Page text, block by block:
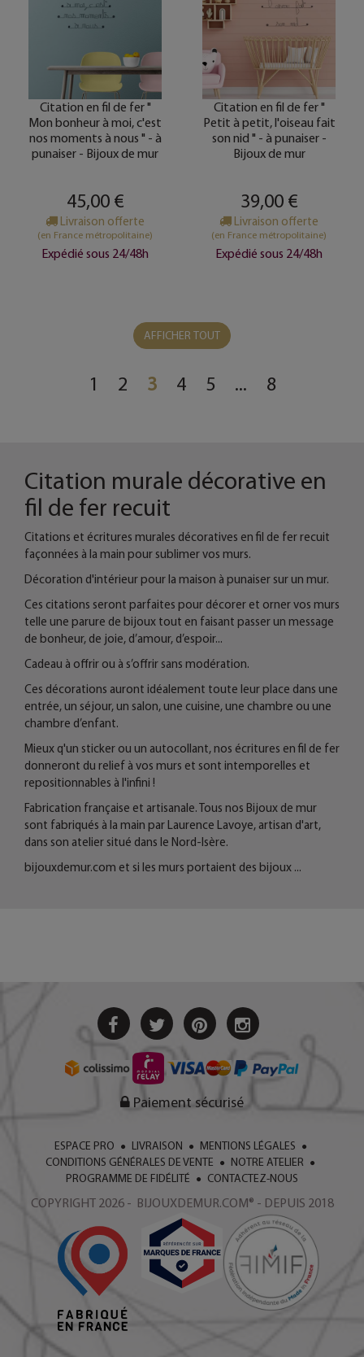
Citation en fil de fer "
Mon bonheur à moi, c'est
nos moments à nous " - à
punaiser - Bijoux de mur
45,00 €
Livraison offerte
(en France métropolitaine)
Expédié sous 24/48h
Citation en fil de fer "
Petit à petit, l'oiseau fait
son nid " - à punaiser -
Bijoux de mur
39,00 €
Livraison offerte
(en France métropolitaine)
Expédié sous 24/48h
AFFICHER TOUT
1 2 3 4 5 ... 8
Citation murale décorative en
fil de fer recuit
Citations et écritures murales décoratives en fil de fer recuit
façonnées à la main pour sublimer vos murs.
Décoration d'intérieur pour la maison à punaiser sur un mur.
Ces citations seront parfaites pour décorer et orner vos murs
telle une parure de bijoux tout en faisant passer un message
de bonheur, de joie, d’amour, d’espoir...
Cadeau à offrir ou à s’offrir sans modération.
Ces décorations auront idéalement toute leur place dans une
entrée, un séjour, un salon, une cuisine, une chambre ou une
chambre d’enfant.
Mieux q'un sticker ou un autocollant, nos écritures en fil de fer
donneront du relief à vos murs et sont intemporelles et
repositionnables à l'infini !
Fabrication française et artisanale. Tous nos Bijoux de mur
sont fabriqués à la main par Laurence Lavoye, artisan d'art,
dans son atelier situé dans le Nord-Isère.
bijouxdemur.com et si les murs portaient des bijoux ...
Paiement sécurisé
ESPACE PRO LIVRAISON
MENTIONS LÉGALES
CONDITIONS GÉNÉRALES DE VENTE
NOTRE ATELIER
PROGRAMME DE FIDÉLITÉ
CONTACTEZ-NOUS
COPYRIGHT 2026 - BIJOUXDEMUR.COM® - DEPUIS 2018